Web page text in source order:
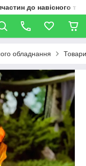
до навісного та
обладнання